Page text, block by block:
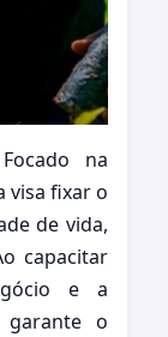
Focado na
visa fixar o
de vida,
capacitar
e a
o